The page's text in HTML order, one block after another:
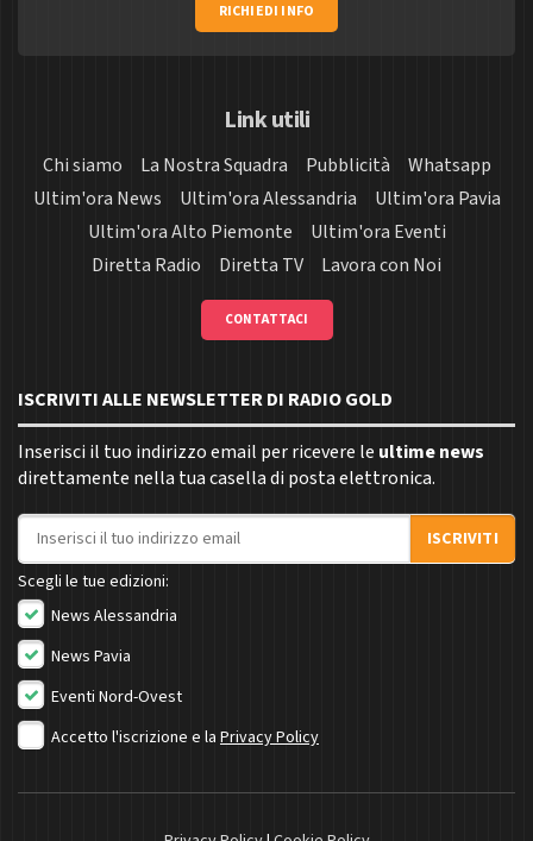
RICHIEDI INFO
Link utili
Chi siamo La Nostra Squadra Pubblicità
Whatsapp
Ultim'ora News
Ultim'ora Alessandria
Ultim'ora Pavia
Ultim'ora Alto Piemonte
Ultim'ora Eventi
Diretta Radio
Diretta TV Lavora con Noi
CONTATTACI
ISCRIVITI ALLE NEWSLETTER DI RADIO GOLD
Inserisci il tuo indirizzo email per ricevere le ultime news
direttamente nella tua casella di posta elettronica.
Indirizzo email
ISCRIVITI
Scegli le tue edizioni:
News Alessandria
News Pavia
Eventi Nord-Ovest
Accetto l'iscrizione e la Privacy Policy